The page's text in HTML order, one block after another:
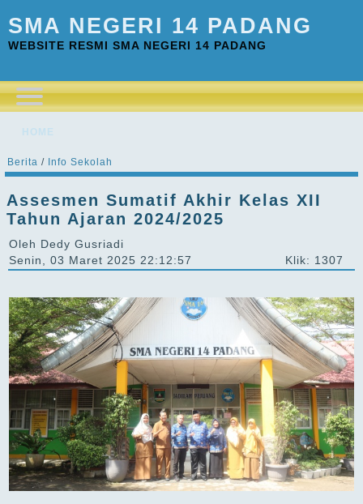
SMA NEGERI 14 PADANG
WEBSITE RESMI SMA NEGERI 14 PADANG
HOME
Berita / Info Sekolah
Assesmen Sumatif Akhir Kelas XII
Tahun Ajaran 2024/2025
Oleh Dedy Gusriadi
Senin, 03 Maret 2025 22:12:57
Klik: 1307